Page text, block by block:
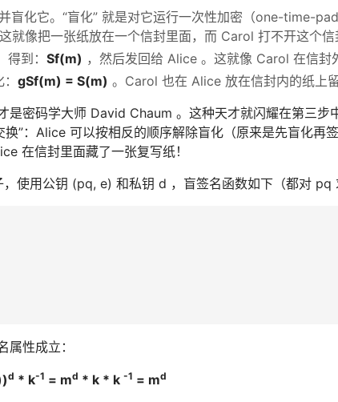
盲化它。“盲化” 就是对它运行一次性加密（one-time-
就像把一张纸放在一个信封里面，而 Carol 打不开这个信
到： Sf(m) ，然后发回给 Alice 。这就像 Carol 在信封
gSf(m) = S(m) 。Carol 也在 Alice 放在信封内的纸上留
是密码学大师 David Chaum 。这种天才就闪耀在第三步
换”：Alice 可以按相反的顺序解除盲化（原来是先盲化再
在信封里面藏了一张复写纸！
，使用公钥 (pq, e) 和私钥 d ，盲签名函数如下（都对 pq
属性成立：
d * k-1 = md * k * k -1 = md